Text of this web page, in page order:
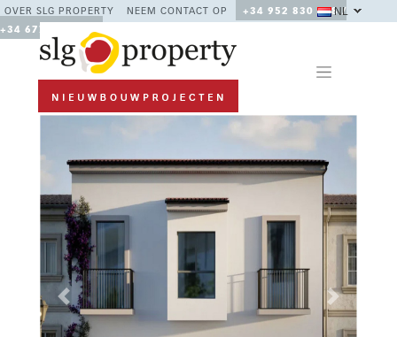
OVER SLG PROPERTY NEEM CONTACT OP
+34 952 830 378 /
+34 677 670 480
NL
Previous Next